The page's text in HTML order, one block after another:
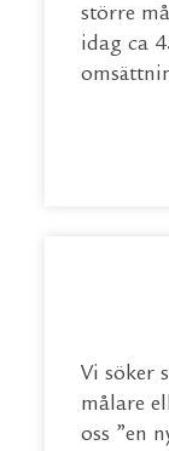
större
idag ca
Vi söker
målare
oss ”en